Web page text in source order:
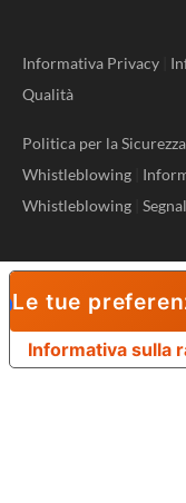
Informativa Privacy
Qualità
Politica per la
Whistleblowing
Whistleblowing
Informativa sulla
Le tue